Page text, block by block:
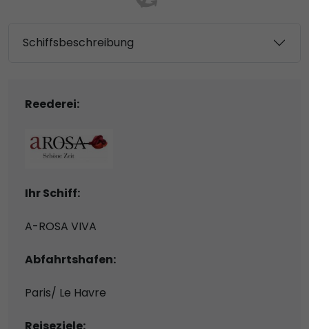
Schiffsbeschreibung
Reederei:
Ihr Schiff:
A-ROSA VIVA
Abfahrtshafen:
Paris/ Le Havre